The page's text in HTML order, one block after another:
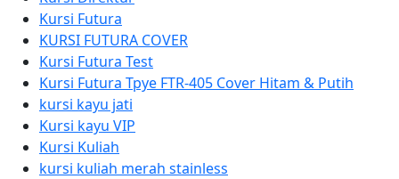
Kursi Futura
KURSI FUTURA COVER
Kursi Futura Test
Kursi Futura Tpye FTR-405 Cover Hitam & Putih
kursi kayu jati
Kursi kayu VIP
Kursi Kuliah
kursi kuliah merah stainless